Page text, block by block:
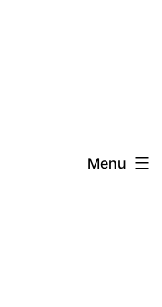
Menu